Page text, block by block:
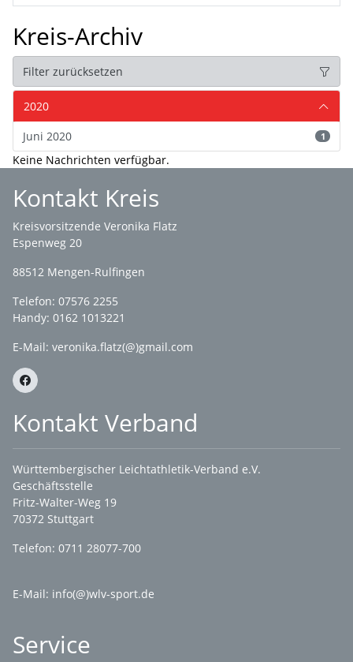
Kreis-Archiv
Filter zurücksetzen
2020
Juni 2020
1
Keine Nachrichten verfügbar.
Kontakt Kreis
Kreisvorsitzende Veronika Flatz
Espenweg 20
88512 Mengen-Rulfingen
Telefon: 07576 2255
Handy: 0162 1013221
E-Mail: veronika.flatz(@)gmail.com
Kontakt Verband
Württembergischer Leichtathletik-Verband e.V.
Geschäftsstelle
Fritz-Walter-Weg 19
70372 Stuttgart
Telefon: 0711 28077-700
E-Mail: info(@)wlv-sport.de
Service